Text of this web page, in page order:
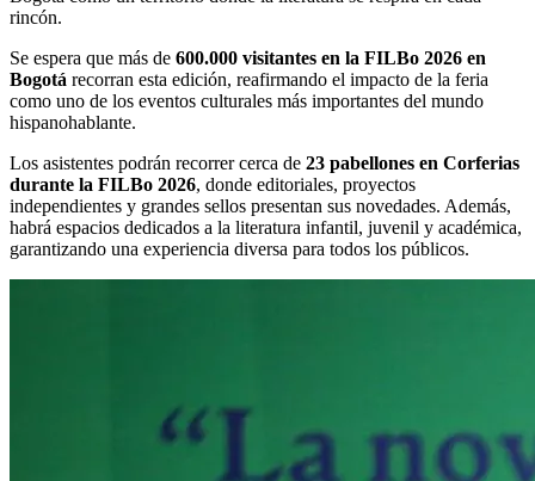
rincón.
Se espera que más de 600.000 visitantes en la FILBo 2026 en
Bogotá recorran esta edición, reafirmando el impacto de la feria
como uno de los eventos culturales más importantes del mundo
hispanohablante.
Los asistentes podrán recorrer cerca de 23 pabellones en Corferias
durante la FILBo 2026, donde editoriales, proyectos
independientes y grandes sellos presentan sus novedades. Además,
habrá espacios dedicados a la literatura infantil, juvenil y académica,
garantizando una experiencia diversa para todos los públicos.